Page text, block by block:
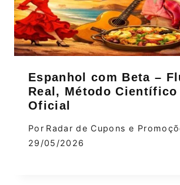
Espanhol com Beta –
Real, Método
Oficial
Por Radar de Cupons e
29/05/2026